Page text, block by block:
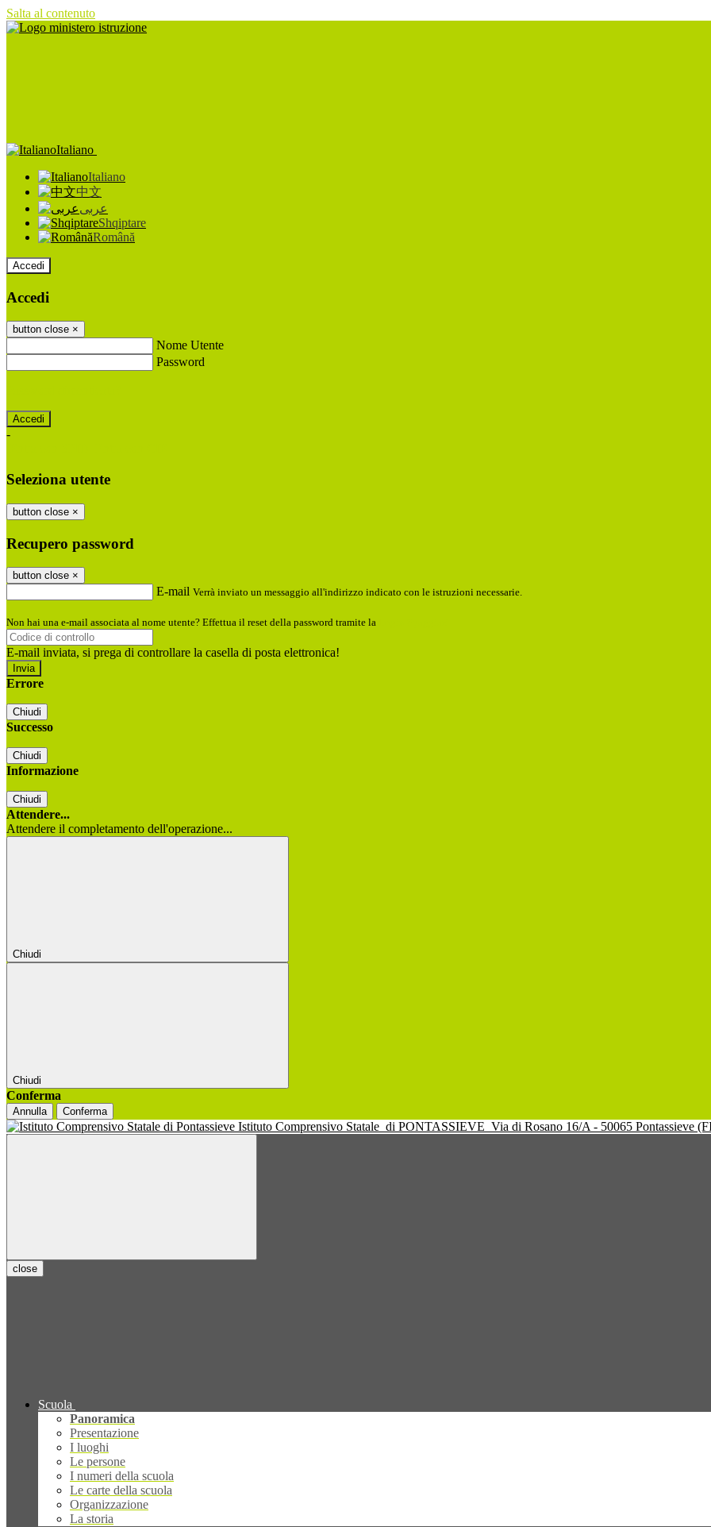
Salta al contenuto
Italiano
Italiano
中文
عربى
Shqiptare
Română
Accedi
Accedi
button close ×
Nome Utente
Password
-
Seleziona utente
button close ×
Recupero password
button close ×
E-mail Verrà inviato un messaggio all'indirizzo indicato con le istruzioni necessarie.
Non hai una e-mail associata al nome utente? Effettua il reset della password tramite la
E-mail inviata, si prega di controllare la casella di posta elettronica!
Errore
Chiudi
Successo
Chiudi
Informazione
Chiudi
Attendere...
Attendere il completamento dell'operazione...
Chiudi
Chiudi
Conferma
Annulla Conferma
Istituto Comprensivo Statale di PONTASSIEVE Via di Rosano 16/A - 50065 Pontassieve
close
Scuola
Panoramica
Presentazione
I luoghi
Le persone
I numeri della scuola
Le carte della scuola
Organizzazione
La storia